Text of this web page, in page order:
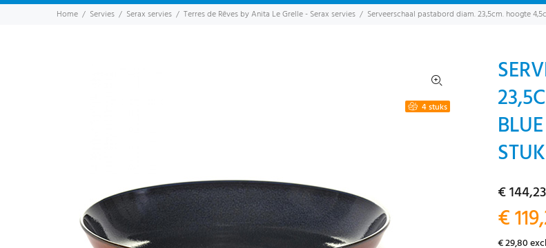
Home Servies Serax servies Terres de Rêves by Anita Le Grelle - Serax servies Serveerschaal pastabord diam. 23,5cm. hoogte
4 stuks
€
€
€ 29,80